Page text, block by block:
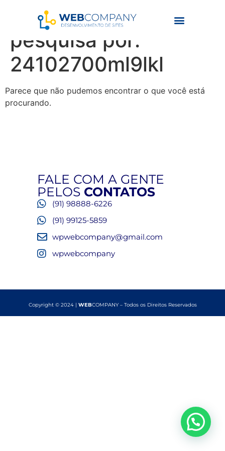
Resultados da
pesquisa por:
24102700ml9lkl
Parece que não pudemos encontrar o que você está
procurando.
FALE COM A GENTE
PELOS CONTATOS
(91) 98888-6226
(91) 99125-5859
wpwebcompany@gmail.com
wpwebcompany
Copyright © 2024 | WEBCOMPANY – Todos os Direitos Reservados